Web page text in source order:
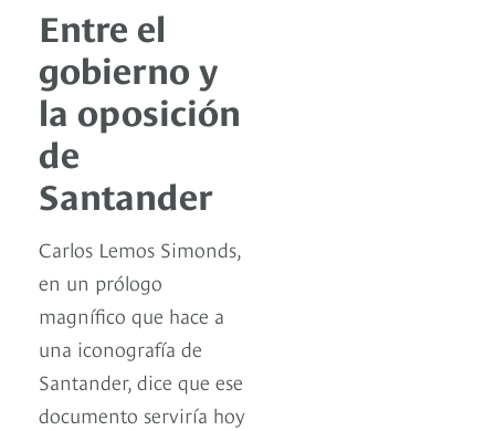
Entre el
gobierno y
la oposición
de
Santander
Carlos Lemos Simonds,
en un prólogo
magnífico que hace a
una iconografía de
Santander, dice que ese
documento serviría hoy